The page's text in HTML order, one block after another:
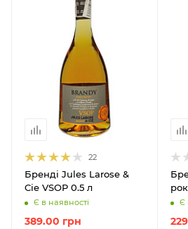
22
Бренді Jules Larose &
Cie VSOP 0.5 л
Є в наявності
389.00 грн
Є